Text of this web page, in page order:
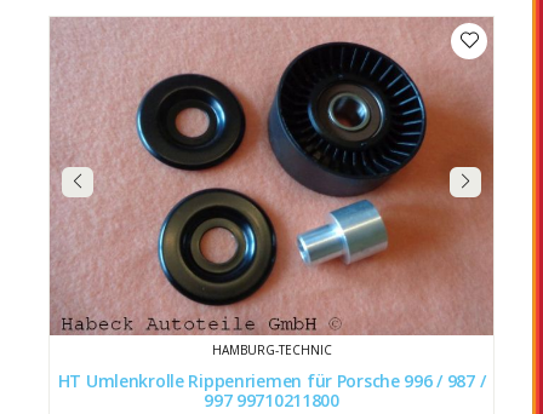
HAMBURG-TECHNIC
HT Umlenkrolle Rippenriemen für Porsche 996 / 987 /
997 99710211800